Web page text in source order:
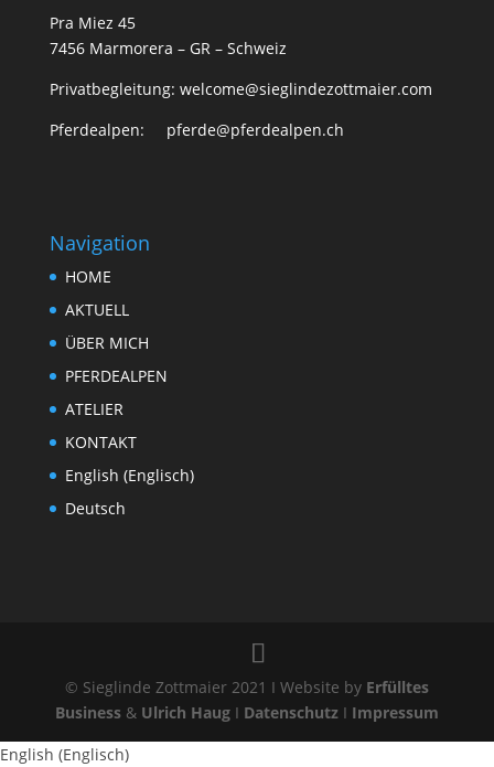
Pra Miez 45
7456 Marmorera – GR – Schweiz
Privatbegleitung: welcome@sieglindezottmaier.com
Pferdealpen: pferde@pferdealpen.ch
Navigation
HOME
AKTUELL
ÜBER MICH
PFERDEALPEN
ATELIER
KONTAKT
English (Englisch)
Deutsch
© Sieglinde Zottmaier 2021 I Website by Erfülltes
Business& Ulrich HaugI Datenschutz I Impressum
English (Englisch)